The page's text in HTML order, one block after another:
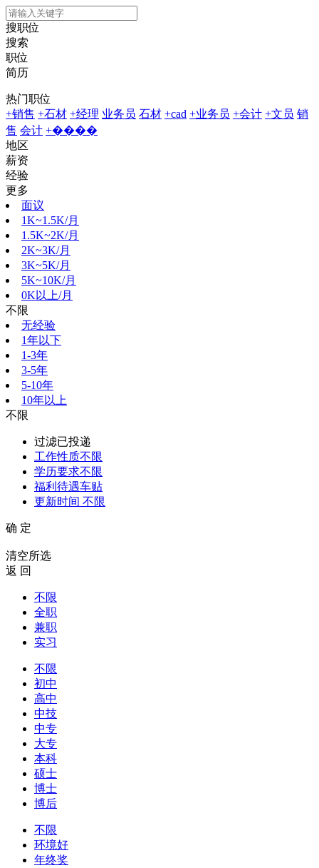
搜职位
搜索
职位
简历
热门职位
+销售 +石材 +经理 业务员 石材 +cad +业务员 +会计 +文员 销
售 会计 +����
地区
薪资
经验
更多
面议
1K~1.5K/月
1.5K~2K/月
2K~3K/月
3K~5K/月
5K~10K/月
0K以上/月
不限
无经验
1年以下
1-3年
3-5年
5-10年
10年以上
不限
过滤已投递
工作性质不限
学历要求不限
福利待遇车贴
更新时间 不限
确 定
清空所选
返 回
不限
全职
兼职
实习
不限
初中
高中
中技
中专
大专
本科
硕士
博士
博后
不限
环境好
年终奖